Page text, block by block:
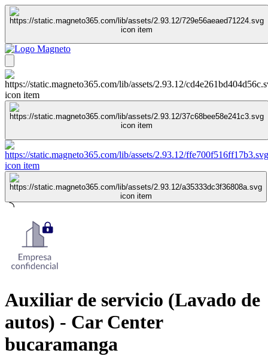
Auxiliar de servicio (Lavado de
autos) - Car Center
bucaramanga